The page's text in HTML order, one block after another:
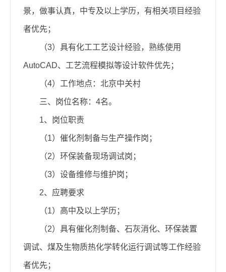
景，做事认真，中专及以上学历，有相关项目经验
者优先；
（3）具有化工工艺设计经验，熟练使用
AutoCAD、工艺流程模拟等设计软件优先；
（4）工作地点：北京中关村
三、岗位名称：4名。
1、岗位职责
（1）催化剂制备与生产操作岗；
（2）环保装备现场调试岗；
（3）设备维修与维护岗；
2、应聘要求
（1）高中及以上学历；
（2）具有催化剂制备、石灰消化、环保装置
调试、煤及生物质热化学转化运行调试等工作经验
者优先；